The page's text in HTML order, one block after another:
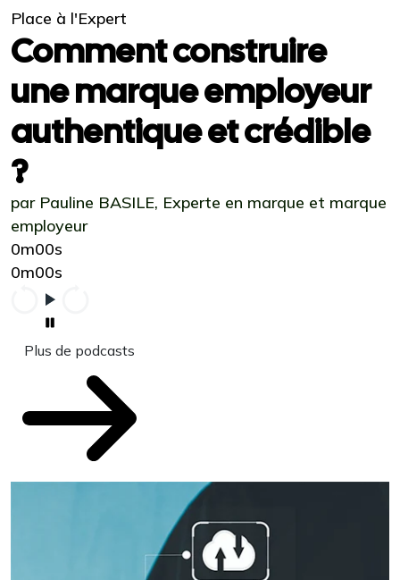
Place à l'Expert
Comment construire
une marque employeur
authentique et crédible
?
par Pauline BASILE, Experte en marque et marque
employeur
0m00s
0m00s
Plus de podcasts